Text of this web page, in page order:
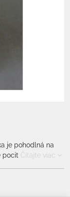
je pohodlná na
pocit Čítajte viac